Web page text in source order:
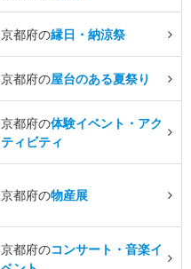
京都府の縁日・納涼祭
京都府の屋台のある夏祭り
京都府の体験イベント・アク
ティビティ
京都府の物産展
京都府のコンサート・音楽イ